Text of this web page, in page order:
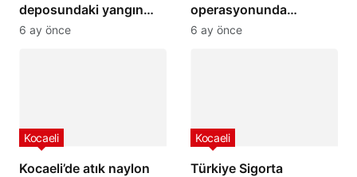
deposundaki yangın
kontrol altına alındı.
6 ay önce
operasyonunda
yakalanan şüpheli
6 ay önce
Kocaeli’de atık naylon
Kocaeli
Türkiye Sigorta
Kocaeli